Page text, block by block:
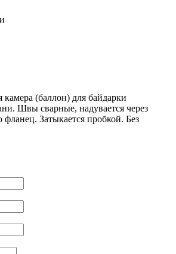
камера (баллон) для байдарки
Швы сварные, надувается через
фланец. Затыкается пробкой. Без